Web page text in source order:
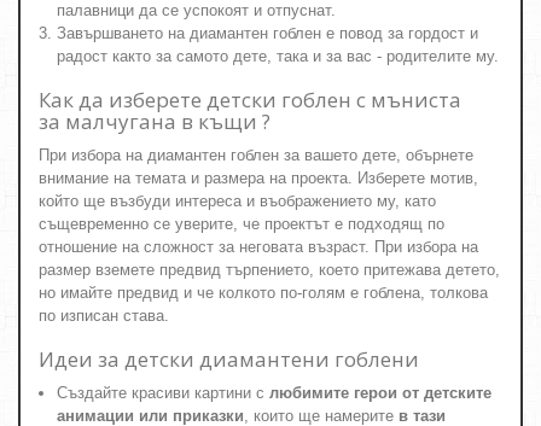
палавници да се успокоят и отпуснат.
Завършването на диамантен гоблен е повод за гордост и
радост както за самото дете, така и за вас - родителите му.
Как да изберете детски гоблен с мъниста
за малчугана в къщи ?
При избора на диамантен гоблен за вашето дете, обърнете
внимание на темата и размера на проекта. Изберете мотив,
който ще възбуди интереса и въображението му, като
същевременно се уверите, че проектът е подходящ по
отношение на сложност за неговата възраст. При избора на
размер вземете предвид търпението, което притежава детето,
но имайте предвид и че колкото по-голям е гоблена, толкова
по изписан става.
Идеи за детски диамантени гоблени
Създайте красиви картини с любимите герои от детските
анимации или приказки, които ще намерите в тази